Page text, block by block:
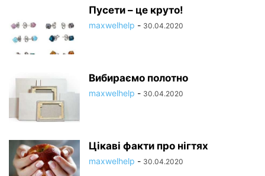
Пусети – це круто!
maxwelhelp - 30.04.2020
Вибираємо полотно
maxwelhelp - 30.04.2020
Цікаві факти про нігтях
maxwelhelp - 30.04.2020